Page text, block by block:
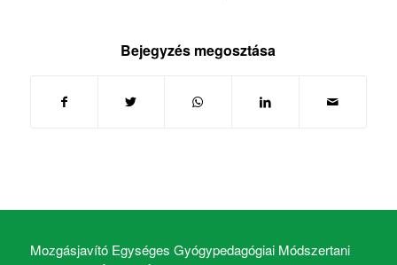
Bejegyzés megosztása
Mozgásjavító Egységes Gyógypedagógiai Módszertani